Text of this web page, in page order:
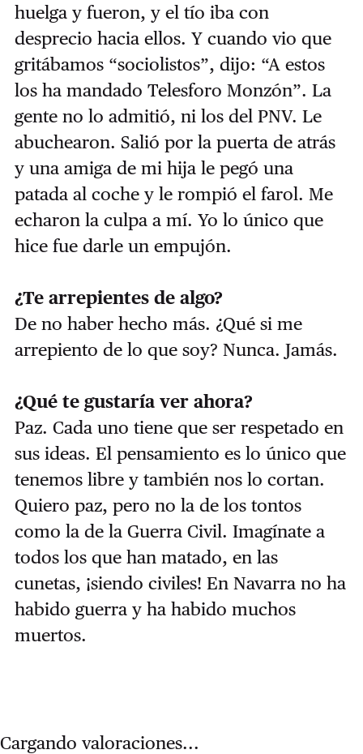
huelga y fueron, y el tío iba con
desprecio hacia ellos. Y cuando vio que
gritábamos “sociolistos”, dijo: “A estos
los ha mandado Telesforo Monzón”. La
gente no lo admitió, ni los del PNV. Le
abuchearon. Salió por la puerta de atrás
y una amiga de mi hija le pegó una
patada al coche y le rompió el farol. Me
echaron la culpa a mí. Yo lo único que
hice fue darle un empujón.
¿Te arrepientes de algo?
De no haber hecho más. ¿Qué si me
arrepiento de lo que soy? Nunca. Jamás.
¿Qué te gustaría ver ahora?
Paz. Cada uno tiene que ser respetado en
sus ideas. El pensamiento es lo único que
tenemos libre y también nos lo cortan.
Quiero paz, pero no la de los tontos
como la de la Guerra Civil. Imagínate a
todos los que han matado, en las
cunetas, ¡siendo civiles! En Navarra no ha
habido guerra y ha habido muchos
muertos.
Cargando valoraciones...